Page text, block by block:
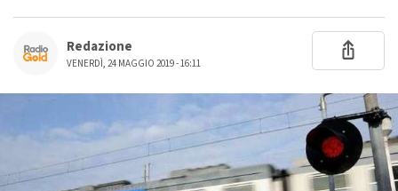
Redazione
VENERDÌ, 24 MAGGIO 2019 - 16:11